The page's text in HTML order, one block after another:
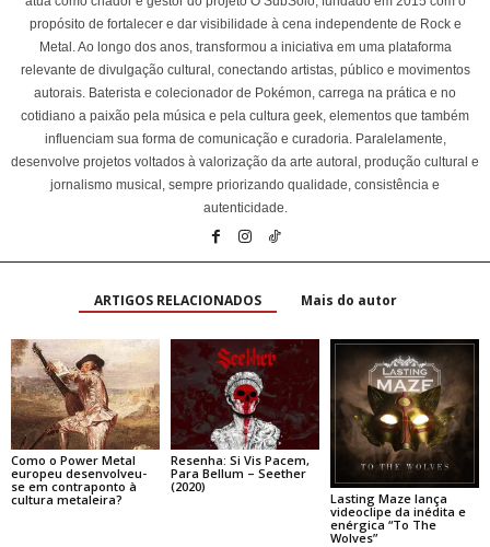
propósito de fortalecer e dar visibilidade à cena independente de Rock e
Metal. Ao longo dos anos, transformou a iniciativa em uma plataforma
relevante de divulgação cultural, conectando artistas, público e movimentos
autorais. Baterista e colecionador de Pokémon, carrega na prática e no
cotidiano a paixão pela música e pela cultura geek, elementos que também
influenciam sua forma de comunicação e curadoria. Paralelamente,
desenvolve projetos voltados à valorização da arte autoral, produção cultural e
jornalismo musical, sempre priorizando qualidade, consistência e
autenticidade.
ARTIGOS RELACIONADOS Mais do autor
Como o Power Metal
europeu desenvolveu-
se em contraponto à
cultura metaleira?
Resenha: Si Vis Pacem,
Para Bellum – Seether
(2020)
Lasting Maze lança
videoclipe da inédita e
enérgica “To The
Wolves”